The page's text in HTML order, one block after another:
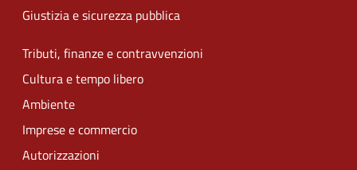
Giustizia e sicurezza pubblica
Tributi, finanze e contravvenzioni
Cultura e tempo libero
Ambiente
Imprese e commercio
Autorizzazioni